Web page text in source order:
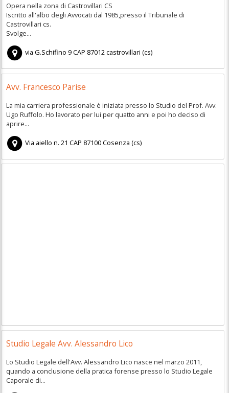
Opera nella zona di Castrovillari CS
Iscritto all'albo degli Avvocati dal 1985,presso il Tribunale di
Castrovillari cs.
Svolge...
via G.Schifino 9CAP 87012castrovillari (cs)
Avv. Francesco Parise
La mia carriera professionale è iniziata presso lo Studio del Prof. Avv.
Ugo Ruffolo. Ho lavorato per lui per quatto anni e poi ho deciso di
aprire...
Via aiello n. 21 CAP 87100Cosenza (cs)
Studio Legale Avv. Alessandro Lico
Lo Studio Legale dell'Avv. Alessandro Lico nasce nel marzo 2011,
quando a conclusione della pratica forense presso lo Studio Legale
Caporale di...